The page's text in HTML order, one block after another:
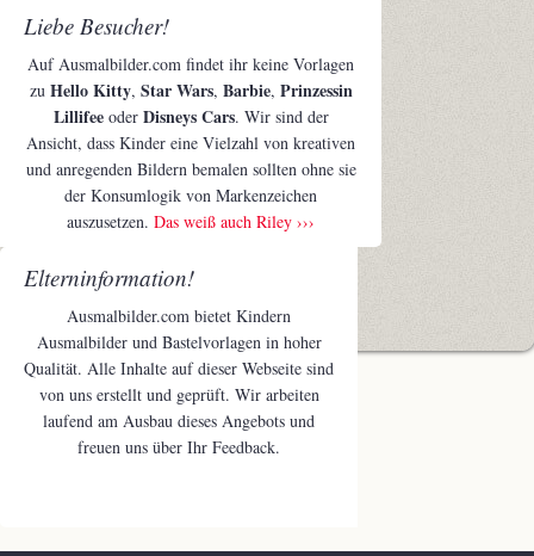
Liebe Besucher!
Auf Ausmalbilder.com findet ihr keine Vorlagen
zu Hello Kitty, Star Wars, Barbie, Prinzessin
Lillifeeoder Disneys Cars. Wir sind der
Ansicht, dass Kinder eine Vielzahl von kreativen
und anregenden Bildern bemalen sollten ohne sie
der Konsumlogik von Markenzeichen
auszusetzen. Das weiß auch Riley ›››
Elterninformation!
Ausmalbilder.com bietet Kindern
Ausmalbilder und Bastelvorlagen in hoher
Qualität. Alle Inhalte auf dieser Webseite sind
von uns erstellt und geprüft. Wir arbeiten
laufend am Ausbau dieses Angebots und
freuen uns über Ihr Feedback.